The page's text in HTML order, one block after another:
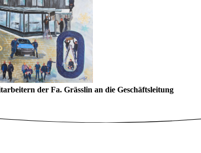
der Fa. Grässlin an die Geschäftsleitung